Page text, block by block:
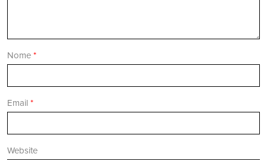
Nome *
Email *
Website